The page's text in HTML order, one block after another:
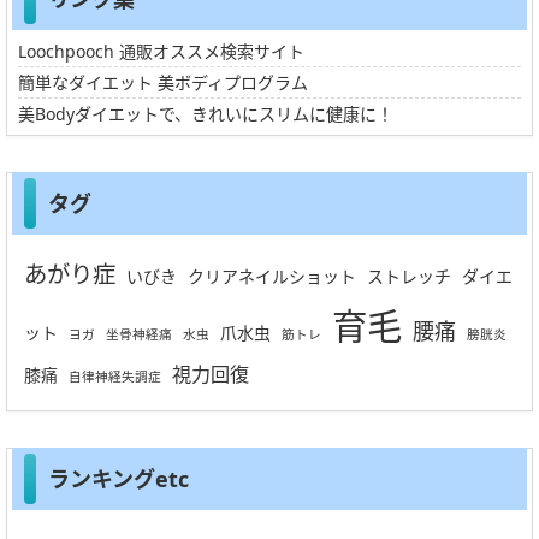
Loochpooch 通販オススメ検索サイト
簡単なダイエット 美ボディプログラム
美Bodyダイエットで、きれいにスリムに健康に！
タグ
あがり症 いびき クリアネイルショット ストレッチ ダイエ
ット ヨガ 坐骨神経痛 水虫 爪水虫 筋トレ 育毛 腰痛 膀胱炎
膝痛 自律神経失調症 視力回復
ランキングetc